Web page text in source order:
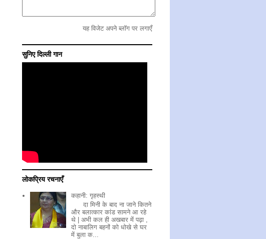
यह विजेट अपने ब्लॉग पर लगाएँ
सुनिए दिल्ली गान
लोकप्रिय रचनाएँ
कहानी: गृहस्थी
दा मिनी के बाद ना जाने कितने
और बलात्कार कांड सामने आ रहे
थे | अभी कल ही अखबार में पढ़ा ,
दो नाबालिग बहनों को धोखे से घर
में बुला क...